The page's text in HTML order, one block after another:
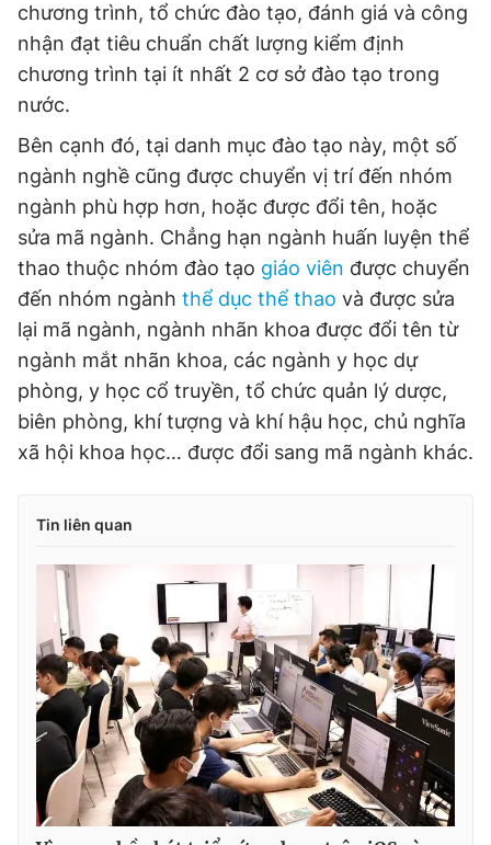
chương trình, tổ chức đào tạo, đánh giá và công
nhận đạt tiêu chuẩn chất lượng kiểm định
chương trình tại ít nhất 2 cơ sở đào tạo trong
nước.
Bên cạnh đó, tại danh mục đào tạo này, một số
ngành nghề cũng được chuyển vị trí đến nhóm
ngành phù hợp hơn, hoặc được đổi tên, hoặc
sửa mã ngành. Chẳng hạn ngành huấn luyện thể
thao thuộc nhóm đào tạo giáo viên được chuyển
đến nhóm ngành thể dục thể thao và được sửa
lại mã ngành, ngành nhãn khoa được đổi tên từ
ngành mắt nhãn khoa, các ngành y học dự
phòng, y học cổ truyền, tổ chức quản lý dược,
biên phòng, khí tượng và khí hậu học, chủ nghĩa
xã hội khoa học… được đổi sang mã ngành khác.
Tin liên quan